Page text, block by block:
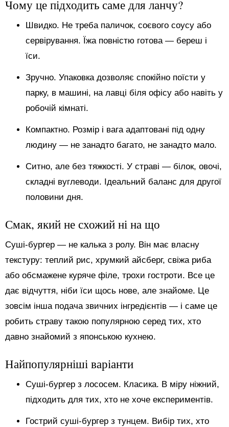
Чому це підходить саме для ланчу?
Швидко. Не треба паличок, соєвого соусу або
сервірування. Їжа повністю готова — береш і
їси.
Зручно. Упаковка дозволяє спокійно поїсти у
парку, в машині, на лавці біля офісу або навіть у
робочій кімнаті.
Компактно. Розмір і вага адаптовані під одну
людину — не занадто багато, не занадто мало.
Ситно, але без тяжкості. У страві — білок, овочі,
складні вуглеводи. Ідеальний баланс для другої
половини дня.
Смак, який не схожий ні на що
Суші-бургер — не калька з ролу. Він має власну
текстуру: теплий рис, хрумкий айсберг, свіжа риба
або обсмажене куряче філе, трохи гостроти. Все це
дає відчуття, ніби їси щось нове, але знайоме. Це
зовсім інша подача звичних інгредієнтів — і саме це
робить страву такою популярною серед тих, хто
давно знайомий з японською кухнею.
Найпопулярніші варіанти
Суші-бургер з лососем. Класика. В міру ніжний,
підходить для тих, хто не хоче експериментів.
Гострий суші-бургер з тунцем. Вибір тих, хто